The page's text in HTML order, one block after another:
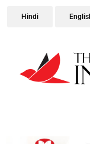
Hindi